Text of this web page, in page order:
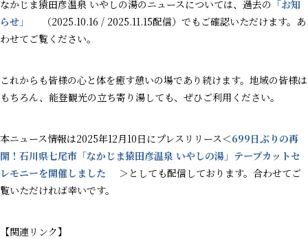
なかじま猿田彦温泉 いやしの湯のニュースについては、過去の 「お知
らせ」
（2025.10.16 / 2025.11.15配信）でもご確認いただけます。あ
わせてご覧ください。
これからも皆様の心と体を癒す憩いの場であり続けます。地域の皆様は
もちろん、能登観光の立ち寄り湯しても、ぜひご利用ください。
本ニュース情報は2025年12月10日にプレスリリース＜699日ぶりの再
開！石川県七尾市「なかじま猿田彦温泉 いやしの湯」テープカットセ
レモニーを開催しました
＞としても配信しております。合わせてご
覧いただければ幸いです。
【関連リンク】